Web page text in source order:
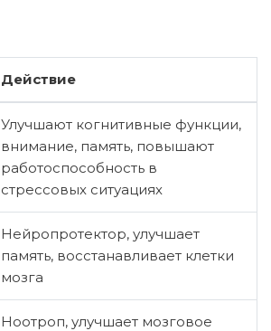
Действие
Улучшают когнитивные функции,
внимание, память, повышают
работоспособность в
стрессовых ситуациях
Нейропротектор, улучшает
память, восстанавливает клетки
мозга
Ноотроп, улучшает мозговое